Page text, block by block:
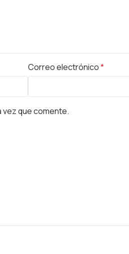
Correo electrónico*
vez que comente.